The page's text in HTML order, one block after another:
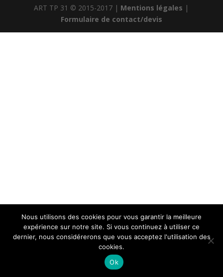
ART TP 31 © 2015-2017 | Mentions légales |
Formulaire de contact/devis
Nous utilisons des cookies pour vous garantir la meilleure
expérience sur notre site. Si vous continuez à utiliser ce
dernier, nous considérerons que vous acceptez l'utilisation des
cookies.
Ok